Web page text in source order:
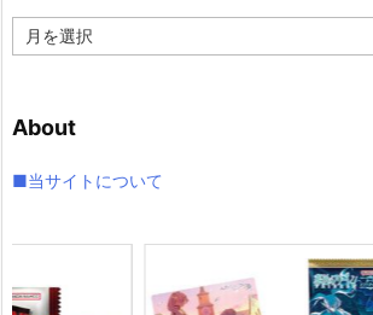
ー
ブ
About
■当サイトについて